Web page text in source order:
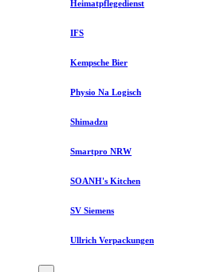
Heimatpflegedienst
IFS
Kempsche Bier
Physio Na Logisch
Shimadzu
Smartpro NRW
SOANH's Kitchen
SV Siemens
Ullrich Verpackungen